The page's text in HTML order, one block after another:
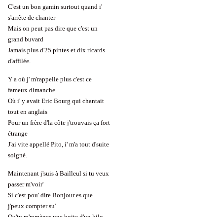
C'est un bon gamin surtout quand i'
s'arrête de chanter
Mais on peut pas dire que c'est un
grand buvard
Jamais plus d'25 pintes et dix ricards
d'affilée.
Y a où j' m'rappelle plus c'est ce
fameux dimanche
Où i' y avait Eric Bourg qui chantait
tout en anglais
Pour un frère d'la côte j'trouvais ça fort
étrange
J'ai vite appellé Pito, i' m'a tout d'suite
soigné.
Maintenant j'suis à Bailleul si tu veux
passer m'voir'
Si c'est pou' dire Bonjour es que
j'peux compter su'